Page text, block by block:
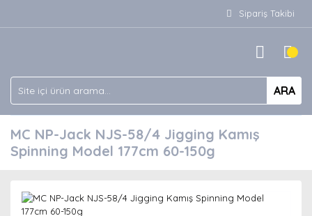
Sipariş Takibi
ARA
MC NP-Jack NJS-58/4 Jigging Kamış
Spinning Model 177cm 60-150g